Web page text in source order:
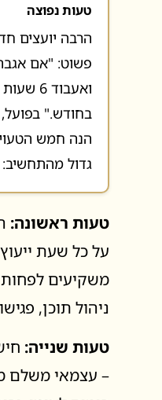
טעות נפוצה
הרבה יועצים
בחודש."
הנה חמש
גדול מהתחשיב:
טעות ראשונה:
על כל שעת
משקיעים
ניהול תוכן,
טעות שנייה:
– עצמאי משלם